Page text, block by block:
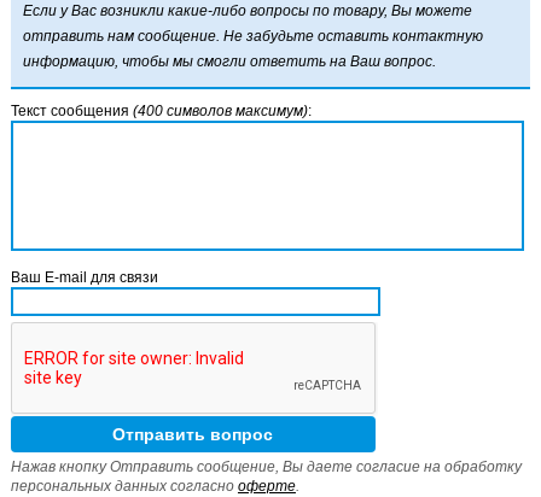
Если у Вас возникли какие-либо вопросы по товару, Вы можете
отправить нам сообщение. Не забудьте оставить контактную
информацию, чтобы мы смогли ответить на Ваш вопрос.
Текст сообщения (400 символов максимум):
Ваш E-mail для связи
Нажав кнопку Отправить сообщение, Вы даете согласие на обработку
персональных данных согласно оферте.